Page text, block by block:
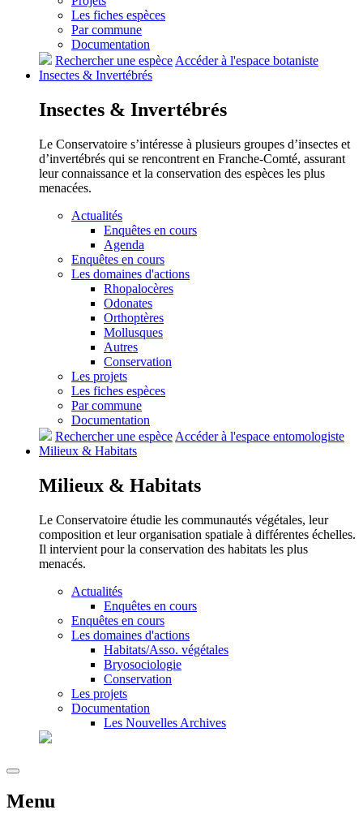
Les fiches espèces
Par commune
Documentation
Rechercher une espèceAccéder à l'espace botaniste
Insectes & Invertébrés
Insectes & Invertébrés
Le Conservatoire s’intéresse à plusieurs groupes d’insectes et
d’invertébrés qui se rencontrent en Franche-Comté, assurant
leur connaissance et la conservation des espèces les plus
menacées.
Actualités
Enquêtes en cours
Agenda
Enquêtes en cours
Les domaines d'actions
Rhopalocères
Odonates
Orthoptères
Mollusques
Autres
Conservation
Les projets
Les fiches espèces
Par commune
Documentation
Rechercher une espèce Accéder à l'espace entomologiste
Milieux & Habitats
Milieux & Habitats
Le Conservatoire étudie les communautés végétales, leur
composition et leur organisation spatiale à différentes échelles.
Il intervient pour la conservation des habitats les plus
menacés.
Actualités
Enquêtes en cours
Enquêtes en cours
Les domaines d'actions
Habitats/Asso. végétales
Bryosociologie
Conservation
Les projets
Documentation
Les Nouvelles Archives
Menu